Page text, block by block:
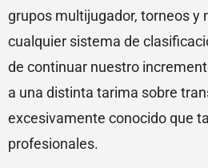
grupos multijugador, torneos y
cualquier sistema de
de continuar nuestro
a una distinta tarima sobre
excesivamente conocido que
profesionales.